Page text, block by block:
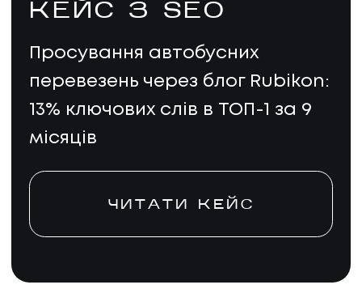
КЕЙС З SEO
Просування автобусних
перевезень через блог Rubikon:
13% ключових слів в ТОП-1 за 9
місяців
ЧИТАТИ КЕЙС